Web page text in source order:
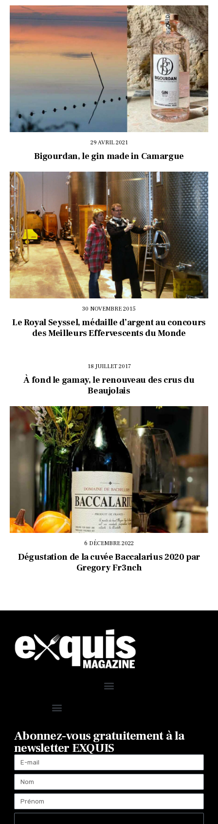
29 AVRIL 2021
Bigourdan, le gin made in Camargue
30 NOVEMBRE 2015
Le Royal Seyssel, médaille d’argent au concours
des Meilleurs Effervescents du Monde
18 JUILLET 2017
À fond le gamay, le renouveau des crus du
Beaujolais
6 DÉCEMBRE 2022
Dégustation de la cuvée Baccalarius 2020 par
Gregory Fr3nch
Abonnez-vous gratuitement à la
newsletter EXQUIS